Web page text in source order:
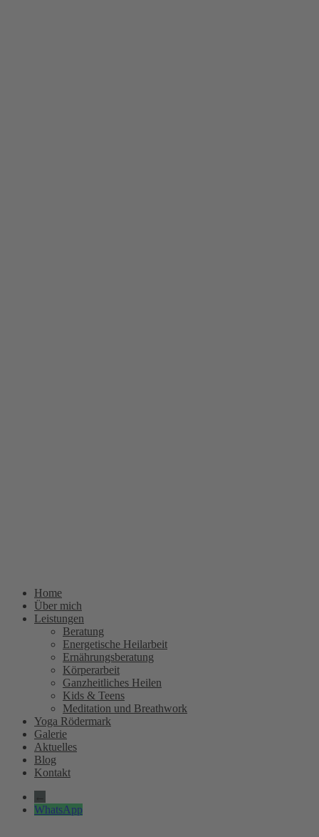
Home
Über mich
Leistungen
Beratung
Energetische Heilarbeit
Ernährungsberatung
Körperarbeit
Ganzheitliches Heilen
Kids & Teens
Meditation und Breathwork
Yoga Rödermark
Galerie
Aktuelles
Blog
Kontakt
WhatsApp